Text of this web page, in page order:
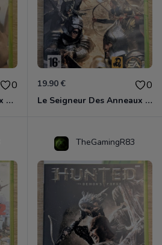
0
Shrek Le Troisième Xbox 360
19.90 € 0
Le Seigneur Des Anneaux - L'âge Des Conquêtes Xbox 360
TheGamingR83